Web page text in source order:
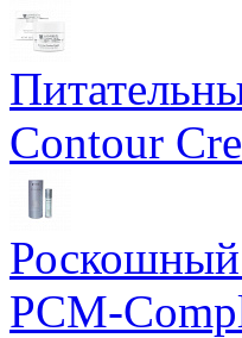
Contour
PCM-